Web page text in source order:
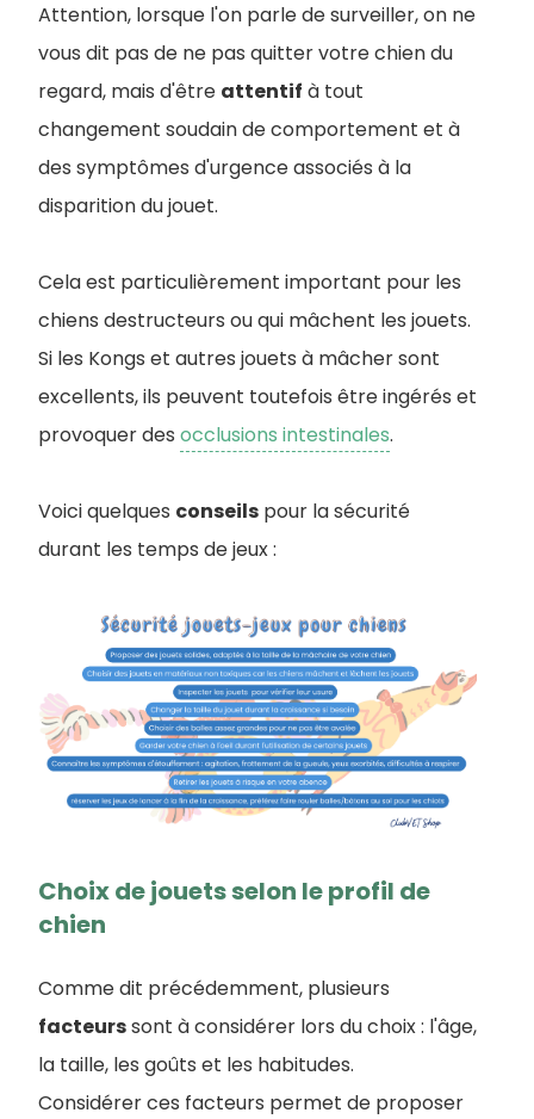
Attention, lorsque l'on parle de surveiller, on ne
vous dit pas de ne pas quitter votre chien du
regard, mais d'être attentif à tout
changement soudain de comportement et à
des symptômes d'urgence associés à la
disparition du jouet.
Cela est particulièrement important pour les
chiens destructeurs ou qui mâchent les jouets.
Si les Kongs et autres jouets à mâcher sont
excellents, ils peuvent toutefois être ingérés et
provoquer des occlusions intestinales.
Voici quelques conseils pour la sécurité
durant les temps de jeux :
Choix de jouets selon le profil de
chien
Comme dit précédemment, plusieurs
facteurssont à considérer lors du choix : l'âge,
la taille, les goûts et les habitudes.
Considérer ces facteurs permet de proposer